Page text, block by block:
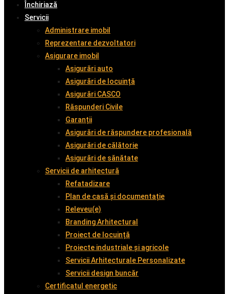
Închiriază
Servicii
Administrare imobil
Reprezentare dezvoltatori
Asigurare imobil
Asigurări auto
Asigurări de locuință
Asigurări CASCO
Răspunderi Civile
Garanții
Asigurări de răspundere profesională
Asigurări de călătorie
Asigurări de sănătate
Servicii de arhitectură
Refatadizare
Plan de casă și documentație
Releveu(e)
Branding Arhitectural
Proiect de locuință
Proiecte industriale și agricole
Servicii Arhitecturale Personalizate
Servicii design buncăr
Certificatul energetic